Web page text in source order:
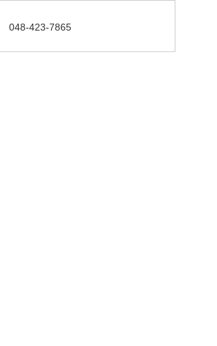
048-423-7865